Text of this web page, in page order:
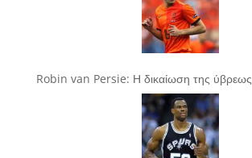
Robin van Persie: Η δικαίωση της ύβρεως